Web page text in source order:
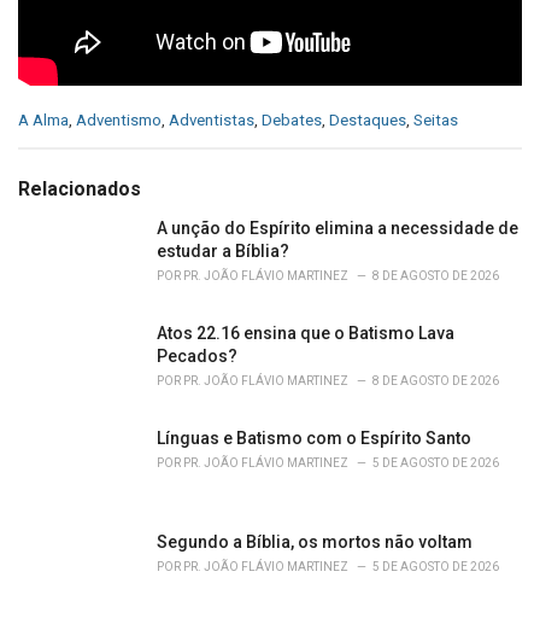
C
e
A Alma, Adventismo, Adventistas, Debates, Destaques, Seitas
Relacionados
A unção do Espírito elimina a necessidade de
estudar a Bíblia?
POR PR. JOÃO FLÁVIO MARTINEZ 8 DE AGOSTO DE 2026
Atos 22.16 ensina que o Batismo Lava
Pecados?
POR PR. JOÃO FLÁVIO MARTINEZ 8 DE AGOSTO DE 2026
Línguas e Batismo com o Espírito Santo
POR PR. JOÃO FLÁVIO MARTINEZ 5 DE AGOSTO DE 2026
Segundo a Bíblia, os mortos não voltam
POR PR. JOÃO FLÁVIO MARTINEZ 5 DE AGOSTO DE 2026